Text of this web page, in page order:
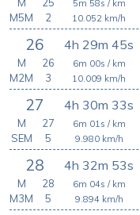
5m 58s / km
10.052 km/h
M5M
2
26 4h 29m 45s
6m 00s / km
10.009 km/h
M
26
M2M
3
27 4h 30m 33s
6m 01s / km
9.980 km/h
M
27
SEM
5
28 4h 32m 53s
6m 04s / km
9.894 km/h
M
28
M3M
5